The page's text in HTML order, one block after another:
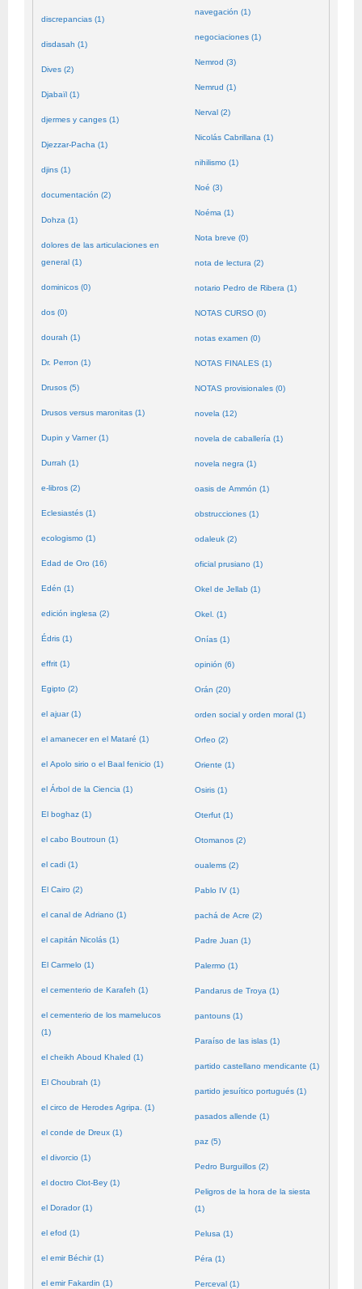
discrepancias (1)
disdasah (1)
Dives (2)
Djabaïl (1)
djermes y canges (1)
Djezzar-Pacha (1)
djins (1)
documentación (2)
Dohza (1)
dolores de las articulaciones en
general (1)
dominicos (0)
dos (0)
dourah (1)
Dr. Perron (1)
Drusos (5)
Drusos versus maronitas (1)
Dupin y Varner (1)
Durrah (1)
e-libros (2)
Eclesiastés (1)
ecologismo (1)
Edad de Oro (16)
Edén (1)
edición inglesa (2)
Édris (1)
effrit (1)
Egipto (2)
el ajuar (1)
el amanecer en el Mataré (1)
el Apolo sirio o el Baal fenicio (1)
el Árbol de la Ciencia (1)
El boghaz (1)
el cabo Boutroun (1)
el cadi (1)
El Cairo (2)
el canal de Adriano (1)
el capitán Nicolás (1)
El Carmelo (1)
el cementerio de Karafeh (1)
el cementerio de los mamelucos
(1)
el cheikh Aboud Khaled (1)
El Choubrah (1)
el circo de Herodes Agripa. (1)
el conde de Dreux (1)
el divorcio (1)
el doctro Clot-Bey (1)
el Dorador (1)
el efod (1)
el emir Béchir (1)
el emir Fakardin (1)
navegación (1)
negociaciones (1)
Nemrod (3)
Nemrud (1)
Nerval (2)
Nicolás Cabrillana (1)
nihilismo (1)
Noé (3)
Noéma (1)
Nota breve (0)
nota de lectura (2)
notario Pedro de Ribera (1)
NOTAS CURSO (0)
notas examen (0)
NOTAS FINALES (1)
NOTAS provisionales (0)
novela (12)
novela de caballería (1)
novela negra (1)
oasis de Ammón (1)
obstrucciones (1)
odaleuk (2)
oficial prusiano (1)
Okel de Jellab (1)
Okel. (1)
Onías (1)
opinión (6)
Orán (20)
orden social y orden moral (1)
Orfeo (2)
Oriente (1)
Osiris (1)
Oterfut (1)
Otomanos (2)
oualems (2)
Pablo IV (1)
pachá de Acre (2)
Padre Juan (1)
Palermo (1)
Pandarus de Troya (1)
pantouns (1)
Paraíso de las islas (1)
partido castellano mendicante (1)
partido jesuítico portugués (1)
pasados allende (1)
paz (5)
Pedro Burguillos (2)
Peligros de la hora de la siesta
(1)
Pelusa (1)
Péra (1)
Perceval (1)